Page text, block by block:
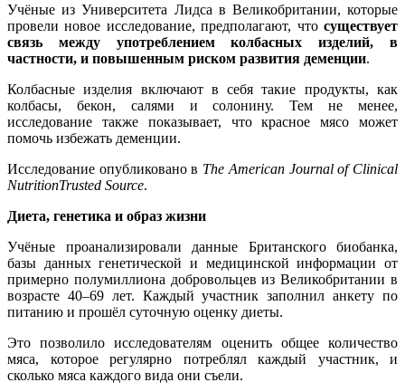
Учёные из Университета Лидса в Великобритании, которые
провели новое исследование, предполагают, что существует
связь между употреблением колбасных изделий, в
частности, и повышенным риском развития деменции.
Колбасные изделия включают в себя такие продукты, как
колбасы, бекон, салями и солонину. Тем не менее,
исследование также показывает, что красное мясо может
помочь избежать деменции.
Исследование опубликовано в The American Journal of Clinical
NutritionTrusted Source.
Диета, генетика и образ жизни
Учёные проанализировали данные Британского биобанка,
базы данных генетической и медицинской информации от
примерно полумиллиона добровольцев из Великобритании в
возрасте 40–69 лет. Каждый участник заполнил анкету по
питанию и прошёл суточную оценку диеты.
Это позволило исследователям оценить общее количество
мяса, которое регулярно потреблял каждый участник, и
сколько мяса каждого вида они съели.